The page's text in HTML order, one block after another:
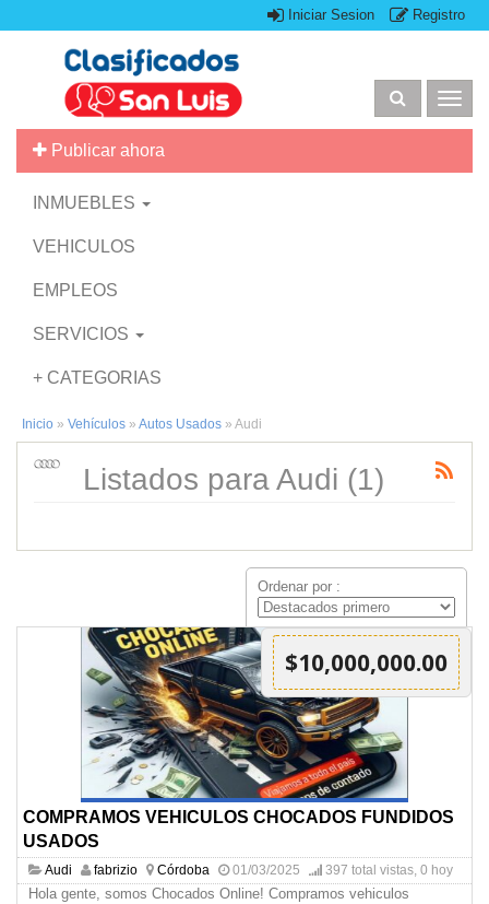
Iniciar Sesion Registro
Publicar ahora
INMUEBLES
VEHICULOS
EMPLEOS
SERVICIOS
+ CATEGORIAS
Inicio » Vehículos » Autos Usados » Audi
Listados para Audi (1)
Ordenar por :
$10,000,000.00
COMPRAMOS VEHICULOS CHOCADOS FUNDIDOS
USADOS
Audi fabrizio Córdoba 01/03/2025 397 total vistas, 0 hoy
Hola gente, somos Chocados Online! Compramos vehiculos